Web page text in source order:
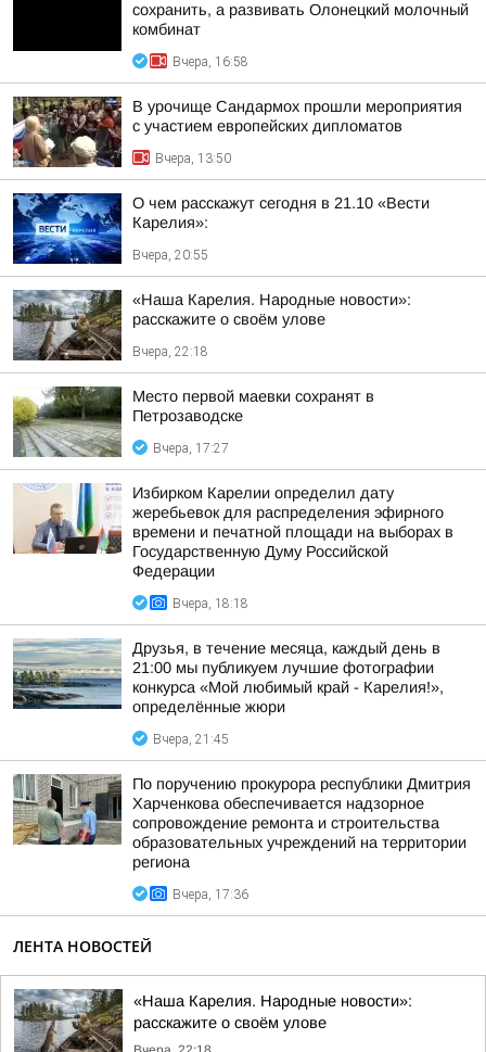
сохранить, а развивать Олонецкий молочный
комбинат
Вчера, 16:58
В урочище Сандармох прошли мероприятия
с участием европейских дипломатов
Вчера, 13:50
О чем расскажут сегодня в 21.10 «Вести
Карелия»:
Вчера, 20:55
«Наша Карелия. Народные новости»:
расскажите о своём улове
Вчера, 22:18
Место первой маевки сохранят в
Петрозаводске
Вчера, 17:27
Избирком Карелии определил дату
жеребьевок для распределения эфирного
времени и печатной площади на выборах в
Государственную Думу Российской
Федерации
Вчера, 18:18
Друзья, в течение месяца, каждый день в
21:00 мы публикуем лучшие фотографии
конкурса «Мой любимый край - Карелия!»,
определённые жюри
Вчера, 21:45
По поручению прокурора республики Дмитрия
Харченкова обеспечивается надзорное
сопровождение ремонта и строительства
образовательных учреждений на территории
региона
Вчера, 17:36
ЛЕНТА НОВОСТЕЙ
«Наша Карелия. Народные новости»:
расскажите о своём улове